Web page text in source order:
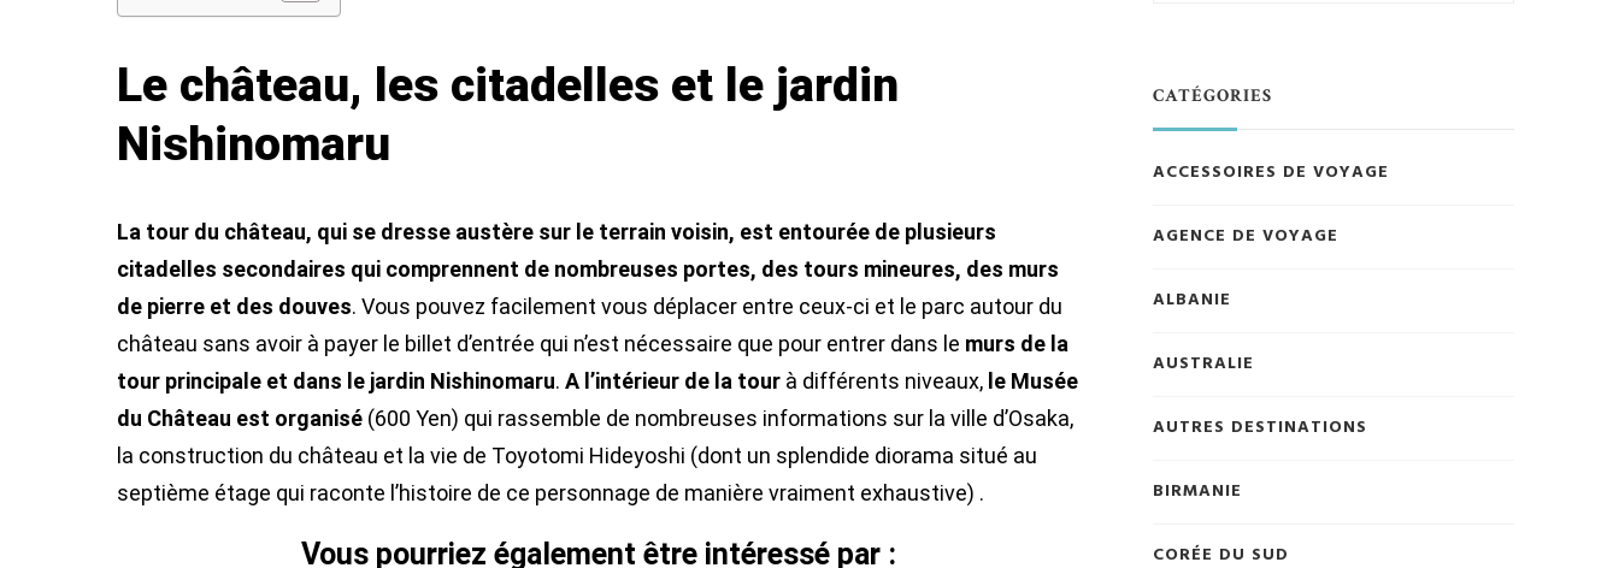
Le château, les citadelles et le jardin
Nishinomaru
La tour du château, qui se dresse austère sur le terrain voisin, est entourée de plusieurs
citadelles secondaires qui comprennent de nombreuses portes, des tours mineures, des murs
de pierre et des douves. Vous pouvez facilement vous déplacer entre ceux-ci et le parc autour du
château sans avoir à payer le billet d’entrée qui n’est nécessaire que pour entrer dans le murs de la
tour principale et dans le jardin Nishinomaru. A l’intérieur de la tour à différents niveaux, le Musée
du Château est organisé (600 Yen) qui rassemble de nombreuses informations sur la ville d’Osaka,
la construction du château et la vie de Toyotomi Hideyoshi (dont un splendide diorama situé au
septième étage qui raconte l’histoire de ce personnage de manière vraiment exhaustive) .
Vous pourriez également être intéressé par :
CATÉGORIES
ACCESSOIRES DE VOYAGE
AGENCE DE VOYAGE
ALBANIE
AUSTRALIE
AUTRES DESTINATIONS
BIRMANIE
CORÉE DU SUD